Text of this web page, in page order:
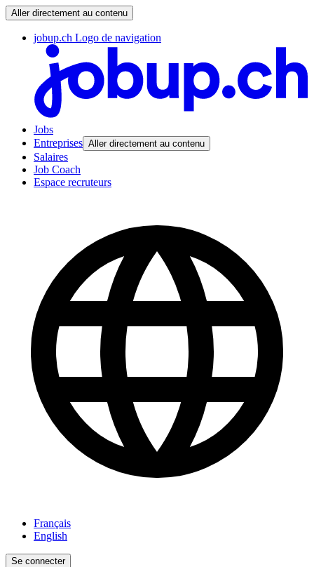
Aller directement au contenu
jobup.ch Logo de navigation
Jobs
Entreprises Aller directement au contenu
Salaires
Job Coach
Espace recruteurs
Français
English
Se connecter